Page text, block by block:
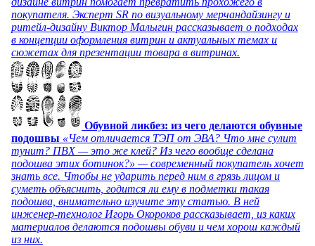
покупателя. Эксперт SR по визуальному мерчандайзингу и
ритейл-дизайну Виктор Малыгин рассказывает о подходах
в концепции оформления витрин и актуальных темах и
сюжетах для презентации товара в витринах.
Обувной ликбез: из чего делаются обувные
подошвы «Чем отличается ТЭП от ЭВА? Что мне сулит
тунит? ПВХ — это же клей? Из чего вообще сделана
подошва этих ботинок?» — современный покупатель хочет
знать все. Чтобы не ударить перед ним в грязь лицом и
суметь объяснить, годится ли ему в подметки такая
подошва, внимательно изучите эту статью. В ней
инженер-технолог Игорь Окороков рассказывает, из каких
материалов делаются подошвы обуви и чем хорош каждый
из них.